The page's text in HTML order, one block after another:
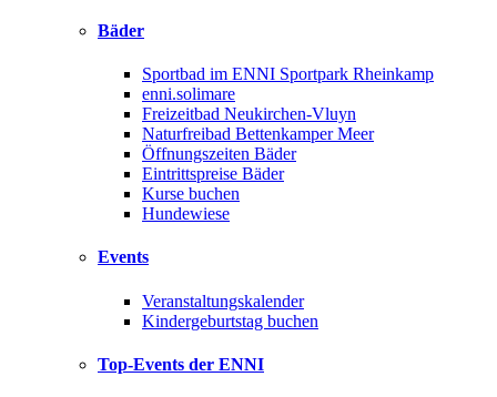
Bäder
Sportbad im ENNI Sportpark Rheinkamp
enni.solimare
Freizeitbad Neukirchen-Vluyn
Naturfreibad Bettenkamper Meer
Öffnungszeiten Bäder
Eintrittspreise Bäder
Kurse buchen
Hundewiese
Events
Veranstaltungskalender
Kindergeburtstag buchen
Top-Events der ENNI